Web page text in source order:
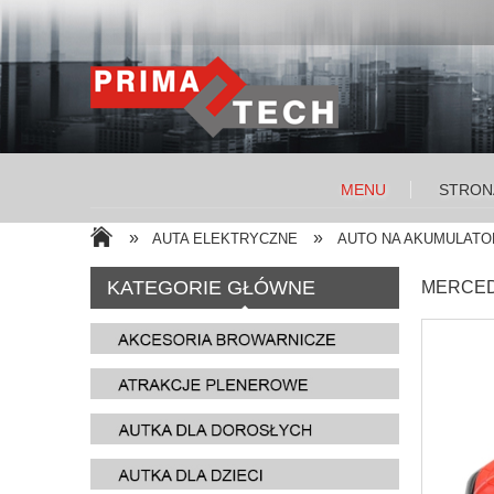
MENU
» AUTA ELEKTRYCZNE » AUTO NA
KATEGORIE GŁÓWNE